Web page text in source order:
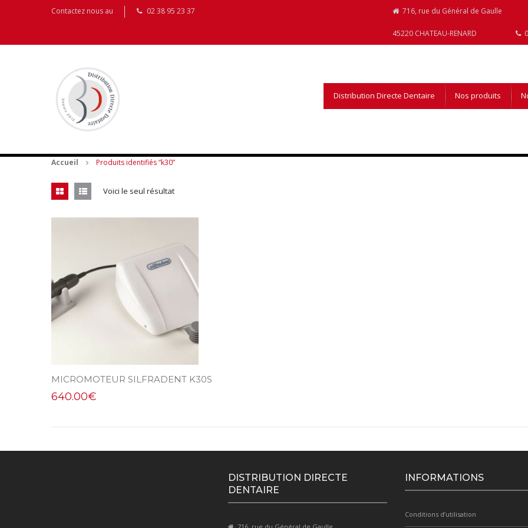
Contactez nous au 02 38 95 23 37 716, rue du Général de Gaulle
45220 CHATEAU-RENARD
Distribution Directe Dentaire Nos produits
Accueil Produits identifiés “k30”
Voici le seul résultat
MICROMOTEUR SILFRADENT K30S
640.00€
DISTRIBUTION DIRECTE
DENTAIRE
INFORMATIONS
Conditions d’utilisation